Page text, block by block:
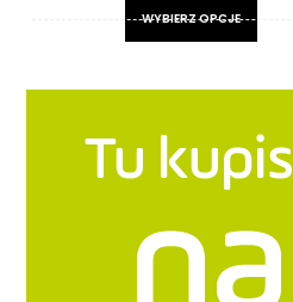
WYBIERZ OPCJE
wariantów.
Opcje
można
wybrać